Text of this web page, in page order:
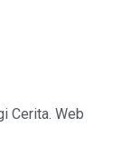
Cerita. Web